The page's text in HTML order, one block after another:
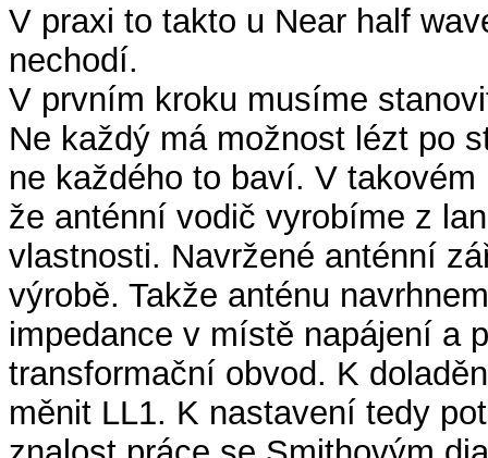
V praxi to takto u Near half
nechodí.
V prvním kroku musíme
Ne každý má možnost lézt po
ne každého to baví. V
že anténní vodič vyrobíme z
vlastnosti. Navržené anténní
výrobě. Takže anténu
impedance v místě napájení a
transformační obvod. K
měnit LL1. K nastavení tedy